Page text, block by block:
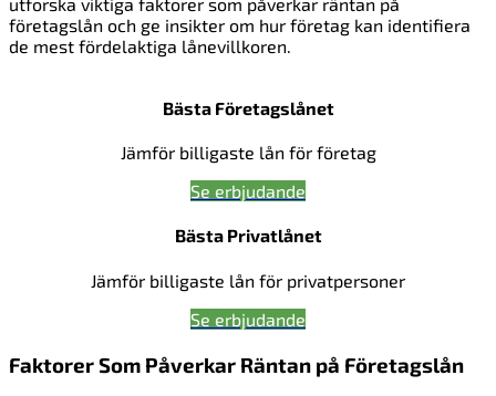
företagslån och ge insikter om hur företag kan identifiera
de mest fördelaktiga lånevillkoren.
Bästa Företagslånet
Jämför billigaste lån för företag
Se erbjudande
Bästa Privatlånet
Jämför billigaste lån för privatpersoner
Se erbjudande
Faktorer Som Påverkar Räntan på Företagslån